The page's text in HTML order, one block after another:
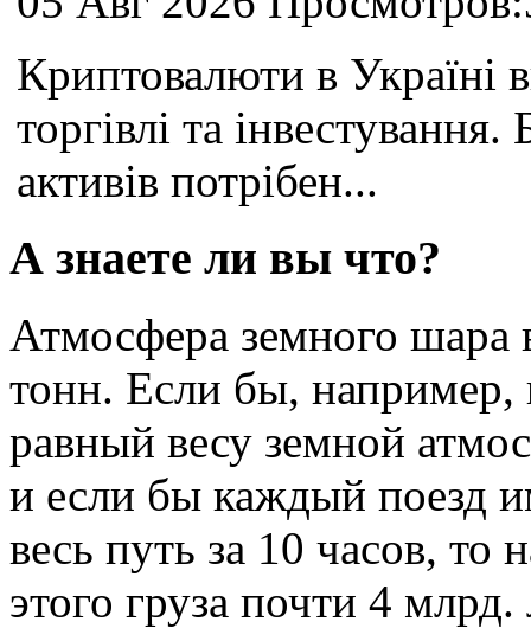
Криптовалюти в Україні
торгівлі та
активів потрібен...
А знаете ли вы что?
Атмосфера земного шара
тонн. Если бы, например,
равный весу земной
и если бы каждый поезд
весь путь за 10 часов, то
этого груза почти 4 млрд.